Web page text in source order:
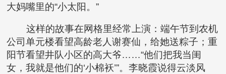
大妈嘴里的“小太阳。”
这样的故事在网格里经常上演：端午节到农机
公司单元楼看望高龄老人谢赛仙，给她送粽子；重
阳节看望井队小区的高大爷……“他们把我当闺
女，我就是他们的‘小棉袄’”。李晓霞说得云淡风